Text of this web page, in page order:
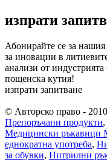
изпрати
Абонирайте се за
за иновации в
анализи от
пощенска кутия!
изпрати запитване
© Авторско право -
Препоръчани продукти,
Медицински ръкавици
еднократна употреба,
за обувки, Нитрилни